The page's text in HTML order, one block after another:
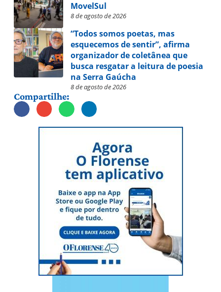
MovelSul
8 de agosto de 2026
“Todos somos poetas, mas
esquecemos de sentir”, afirma
organizador de coletânea que
busca resgatar a leitura de poesia
na Serra Gaúcha
8 de agosto de 2026
Compartilhe: